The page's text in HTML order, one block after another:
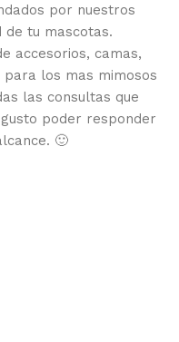
por nuestros
de tu mascotas.
accesorios, camas,
para los mas mimosos
las consultas que
poder responder
🙂